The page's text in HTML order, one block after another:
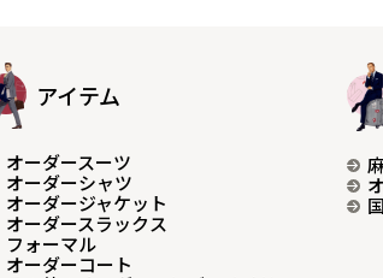
アイテム
オーダースーツ
オーダーシャツ
オーダージャケット
オーダースラックス
フォーマル
オーダーコート